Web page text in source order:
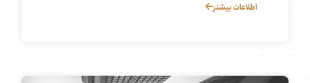
اطلاعات بیشتر